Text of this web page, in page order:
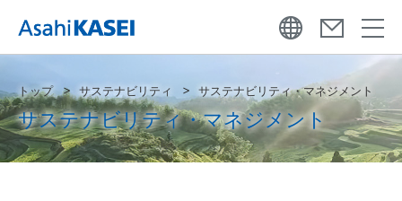
トップ サステナビリティ サステナビリティ・マネジメント
サステナビリティ・マネジメント